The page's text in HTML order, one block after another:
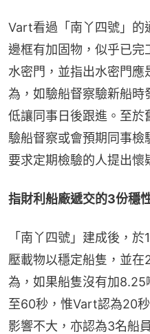
Vart看過「南丫四號」的
邊框有加固物，似乎已完
水密門，並指出水密門
為，如驗船督察驗新船
低讓同事日後跟進。至
驗船督察或會預期同事檢
要求定期檢驗的人提出懷
指財利船廠遞交的3份穩
「南丫四號」建成後，
壓載物以穩定船隻，並
為，如果船隻沒有加
至60秒，惟Vart認為20
影響不大，亦認為3名船